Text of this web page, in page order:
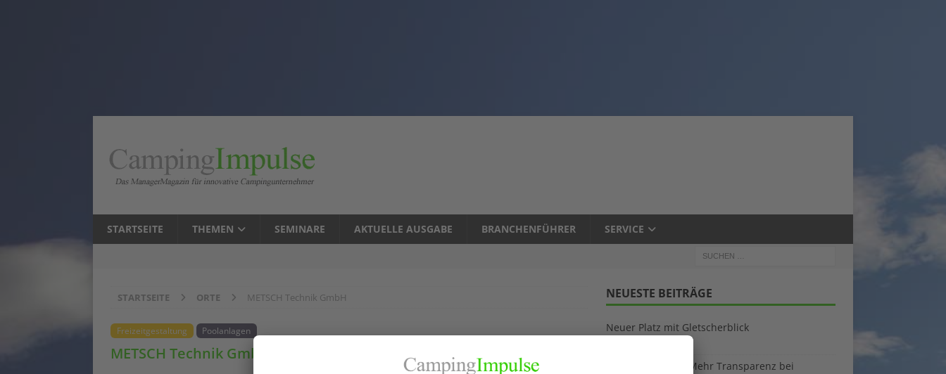
STARTSEITE THEMEN SEMINARE AKTUELLE AUSGABE BRANCHENFÜHRER SERVICE
STARTSEITE ORTE METSCH Technik GmbH
Freizeitgestaltung Poolanlagen
METSCH Technik GmbH
NEUESTE BEITRÄGE
Neuer Platz mit Gletscherblick
Neue EU-Regeln: Mehr Transparenz bei